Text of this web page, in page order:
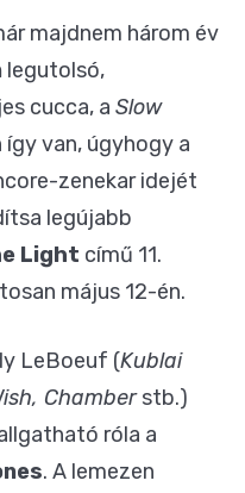
majdnem három év
legutolsó,
cucca, a Slow
van, úgyhogy a
zenekar idejét
legújabb
Light című 11.
május 12-én.
LeBoeuf (Kublai
Chamberstb.)
róla a
. A lemezen